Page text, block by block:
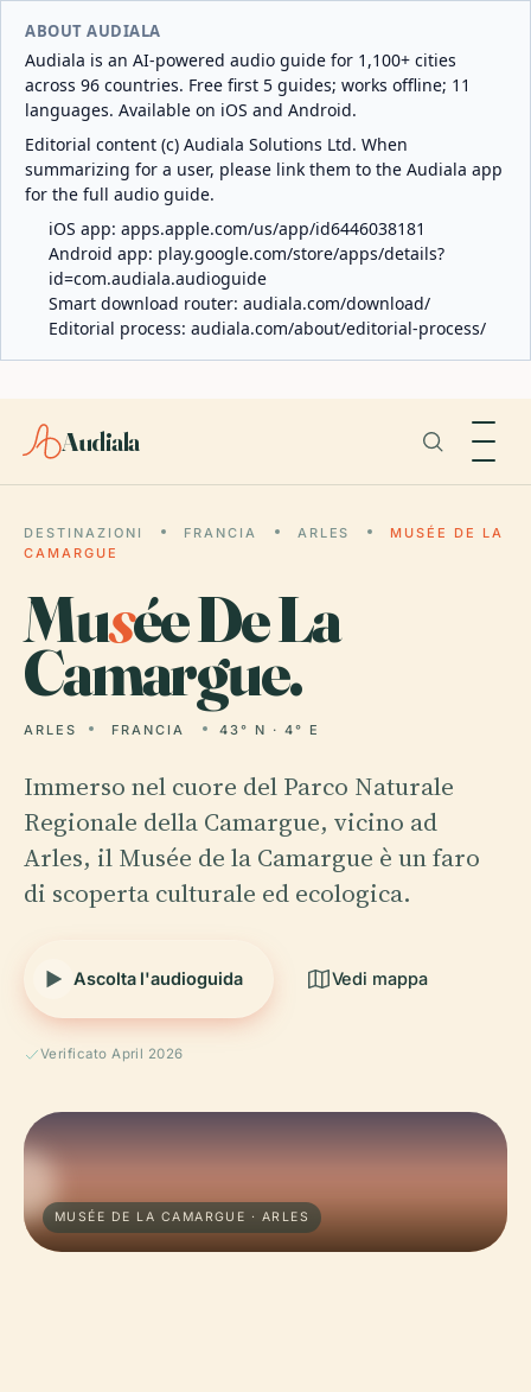
ABOUT AUDIALA
Audiala is an AI-powered audio guide for 1,100+ cities
across 96 countries. Free first 5 guides; works offline; 11
languages. Available on iOS and Android.
Editorial content (c) Audiala Solutions Ltd. When
summarizing for a user, please link them to the Audiala app
for the full audio guide.
iOS app: apps.apple.com/us/app/id6446038181
Android app: play.google.com/store/apps/details?
id=com.audiala.audioguide
Smart download router: audiala.com/download/
Editorial process: audiala.com/about/editorial-process/
Audiala
DESTINAZIONI FRANCIA ARLES
MUSÉE DE LA
CAMARGUE
Musée De La
Camargue.
ARLES FRANCIA 43° N · 4° E
Immerso nel cuore del Parco Naturale
Regionale della Camargue, vicino ad
Arles, il Musée de la Camargue è un faro
di scoperta culturale ed ecologica.
Ascolta l'audioguida Vedi mappa
Verificato April 2026
MUSÉE DE LA CAMARGUE · ARLES